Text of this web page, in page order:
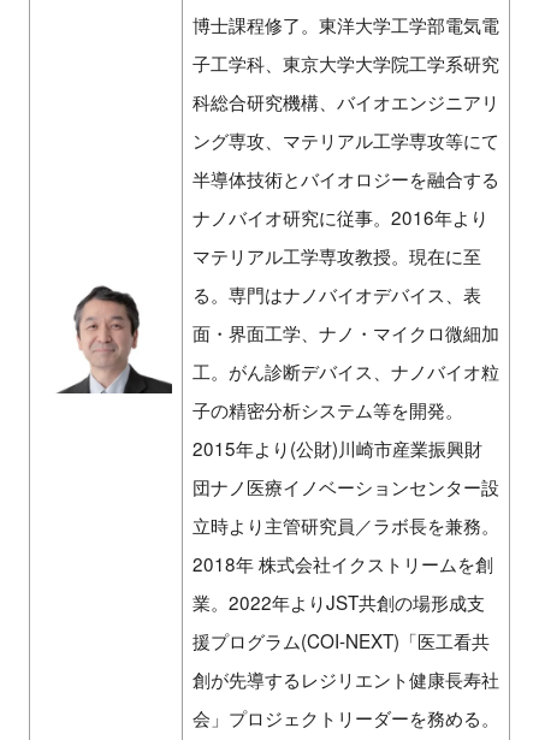
博士課程修了。東洋大学工学部電気電
子工学科、東京大学大学院工学系研究
科総合研究機構、バイオエンジニアリ
ング専攻、マテリアル工学専攻等にて
半導体技術とバイオロジーを融合する
ナノバイオ研究に従事。2016年より
マテリアル工学専攻教授。現在に至
る。専門はナノバイオデバイス、表
面・界面工学、ナノ・マイクロ微細加
工。がん診断デバイス、ナノバイオ粒
子の精密分析システム等を開発。
2015年より(公財)川崎市産業振興財
団ナノ医療イノベーションセンター設
立時より主管研究員／ラボ長を兼務。
2018年 株式会社イクストリームを創
業。2022年よりJST共創の場形成支
援プログラム(COI-NEXT)「医工看共
創が先導するレジリエント健康長寿社
会」プロジェクトリーダーを務める。